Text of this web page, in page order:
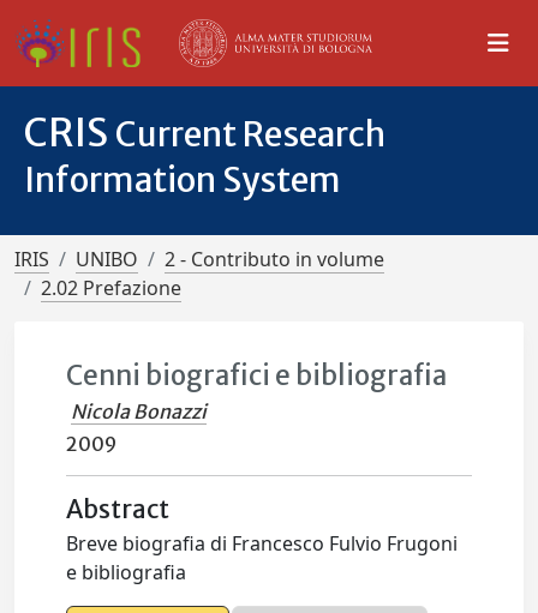
CRIS Current Research
Information System
IRIS UNIBO
2 - Contributo in volume
2.02 Prefazione
Cenni biografici e bibliografia
Nicola Bonazzi
2009
Abstract
Breve biografia di Francesco Fulvio Frugoni
e bibliografia